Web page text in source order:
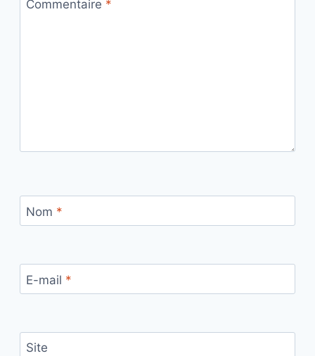
Commentaire *
Nom *
E-mail *
Site